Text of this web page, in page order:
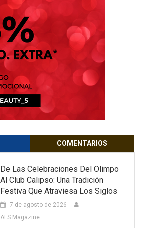
COMENTARIOS
De Las Celebraciones Del Olimpo
Al Club Calipso: Una Tradición
Festiva Que Atraviesa Los Siglos
7 de agosto de 2026
ALS Magazine